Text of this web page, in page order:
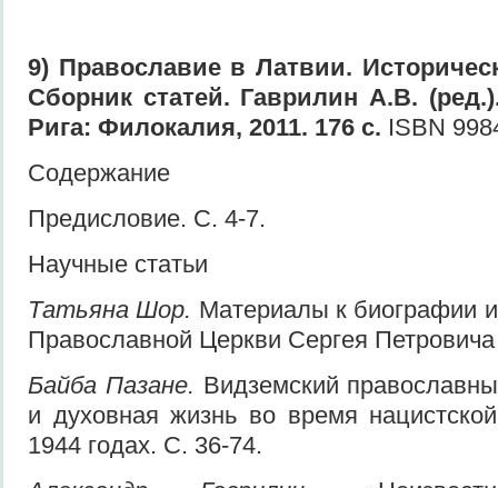
9) Православие в Латвии.
Сборник статей. Гаврилин А.В.
Рига: Филокалия, 2011. 176 с. ISBN
Содержание
Предисловие. С. 4-7.
Научные статьи
Татьяна Шор. Материалы к биографии
Православной Церкви Сергея
Байба Пазане. Видземский
и духовная жизнь во время
1944 годах. С. 36-74.